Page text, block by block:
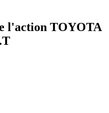
l'action TOYOTA